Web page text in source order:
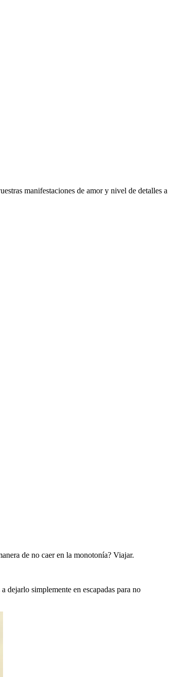
manifestaciones de amor y nivel de detalles a
de no caer en la monotonía? Viajar.
dejarlo simplemente en escapadas para no